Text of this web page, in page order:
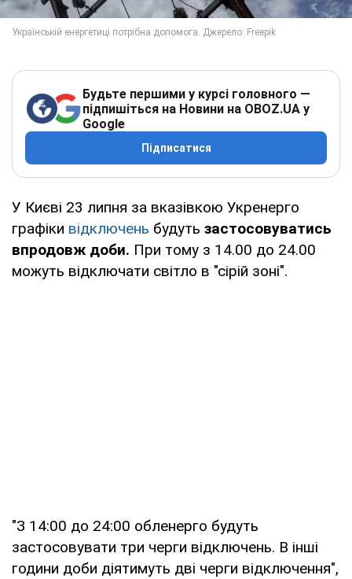
Будьте першими у курсі головного —
підпишіться на Новини на OBOZ.UA у
Google
Підписатися
У Києві 23 липня за вказівкою Укренерго
графіки відключень будуть застосовуватись
впродовж доби. При тому з 14.00 до 24.00
можуть відключати світло в "сірій зоні".
"З 14:00 до 24:00 обленерго будуть
застосовувати три черги відключень. В інші
години доби діятимуть дві черги відключення",